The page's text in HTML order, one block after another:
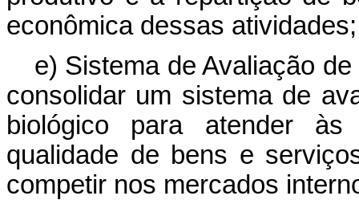
econômica dessas atividades;
e) Sistema de Avaliação
consolidar um sistema de
biológico para atender
qualidade de bens e
competir nos mercados